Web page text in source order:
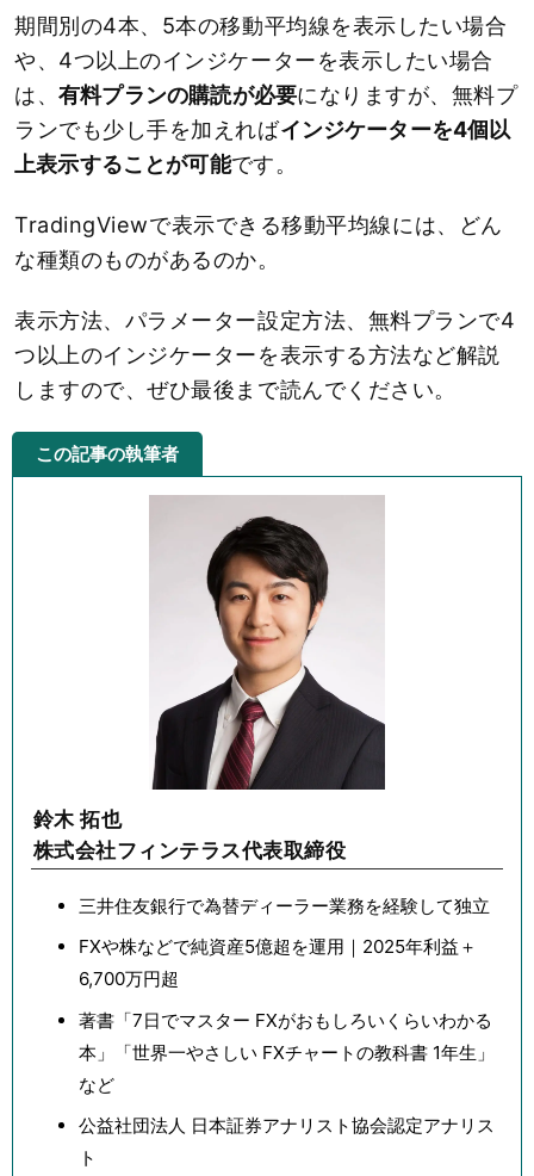
期間別の4本、5本の移動平均線を表示したい場合
や、4つ以上のインジケーターを表示したい場合
は、有料プランの購読が必要になりますが、無料プ
ランでも少し手を加えればインジケーターを4個以
上表示することが可能です。
TradingViewで表示できる移動平均線には、どん
な種類のものがあるのか。
表示方法、パラメーター設定方法、無料プランで4
つ以上のインジケーターを表示する方法など解説
しますので、ぜひ最後まで読んでください。
この記事の執筆者
鈴木 拓也
株式会社フィンテラス代表取締役
三井住友銀行で為替ディーラー業務を経験して独立
FXや株などで純資産5億超を運用｜2025年利益＋
6,700万円超
著書「7日でマスター FXがおもしろいくらいわかる
本」「世界一やさしい FXチャートの教科書 1年生」
など
公益社団法人 日本証券アナリスト協会認定アナリス
ト